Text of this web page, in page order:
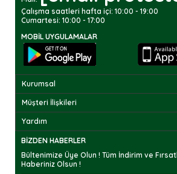
Çalışma saatleri hafta içi: 10:00 - 19:00
Cumartesi: 10:00 - 17:00
MOBIL UYGULAMALAR
Kurumsal
Müşteri İlişkileri
Yardım
BIZDEN HABERLER
Bültenimize Üye Olun ! Tüm İndirim ve
Haberiniz Olsun !